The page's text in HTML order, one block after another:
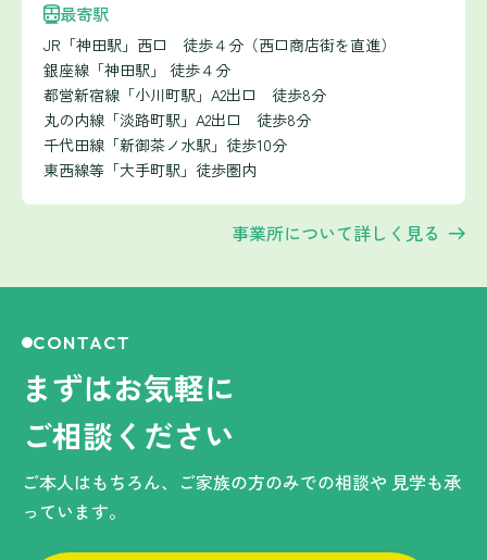
最寄駅
JR「神田駅」西口 徒歩４分（西口商店街を直進）
銀座線「神田駅」 徒歩４分
都営新宿線「小川町駅」A2出口 徒歩8分
丸の内線「淡路町駅」A2出口 徒歩8分
千代田線「新御茶ノ水駅」徒歩10分
東西線等「大手町駅」徒歩圏内
事業所について詳しく見る
CONTACT
まずはお気軽に
ご相談ください
ご本人はもちろん、ご家族の方のみでの相談や 見学も承
っています。